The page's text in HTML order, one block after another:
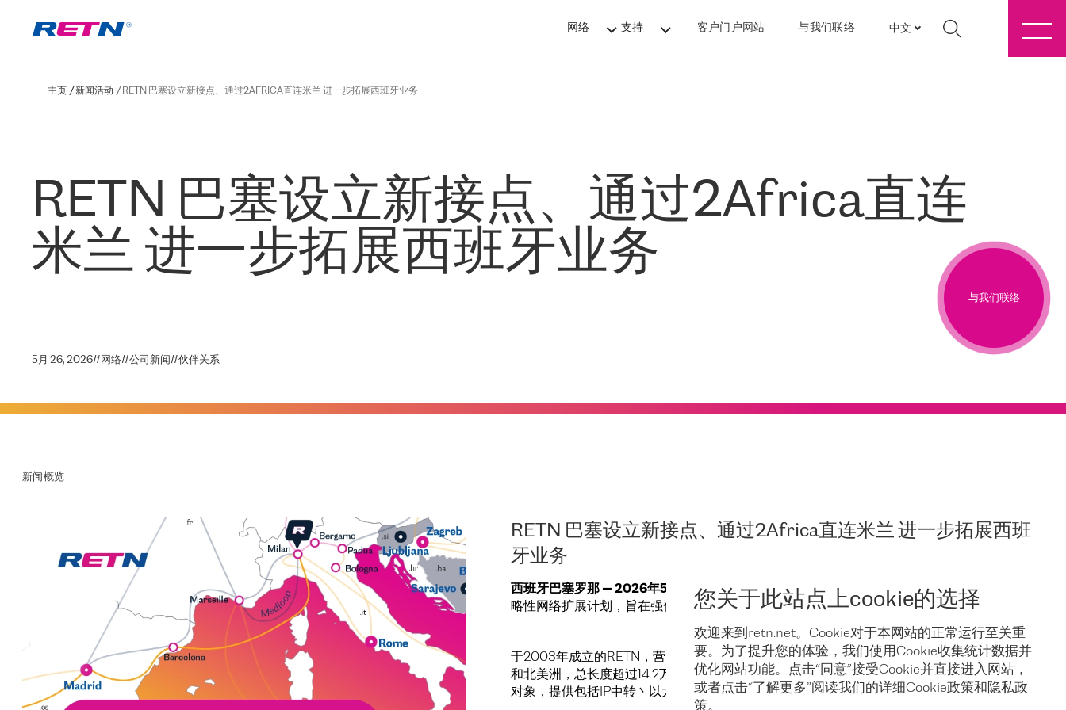
网络 支持 客户门户网站 与我们联络 中文
您关于此站点上cookie的选择
欢迎来到retn.net。Cookie对于本网站的正常运行至关重
要。为了提升您的体验，我们使用Cookie收集统计数据并
优化网站功能。点击“同意”接受Cookie并直接进入网站，
或者点击“了解更多”阅读我们的详细Cookie政策和隐私政
策。
主页 新闻活动 RETN 巴塞设立新接点、通过2AFRICA直连米兰 进一步拓展西班牙业务
RETN 巴塞设立新接点、通过2Africa直连
米兰 进一步拓展西班牙业务
5月 26, 2026#网络#公司新闻#伙伴关系
与我们联络
新闻概览
RETN 巴塞设立新接点、通过2Africa直连米兰 进一步拓展西班
牙业务
西班牙巴塞罗那 — 2026年5月26日— 全球领先的独立网络服务供应商RETN，宣布实施一项战
略性网络扩展计划，旨在强化其在西班牙的市场布局及其欧洲骨干网络。
于2003年成立的RETN，营办着全球规模最大的私营光纤网络之一，网络范围覆盖欧洲、亚洲
和北美洲，总长度超过14.2万公里重，并为营办商丶云服务供应商丶企业及内容分发网络等服务
对象，提供包括IP中转丶以太网丶波长连接和机房托管等全面的互联网服务组合。